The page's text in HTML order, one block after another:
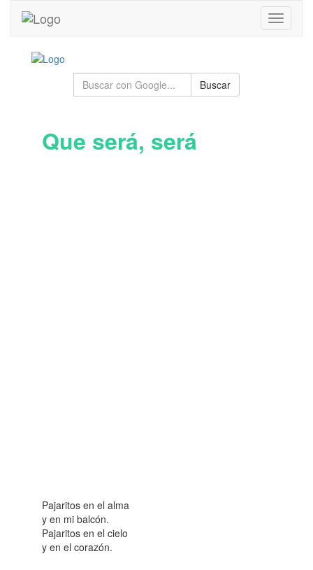
Toggle
Buscar
Que será, será
Pajaritos en el alma
y en mi balcón.
Pajaritos en el cielo
y en el corazón.